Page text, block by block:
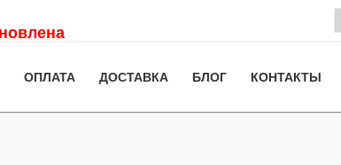
ОПЛАТА ДОСТАВКА БЛОГ КОНТАКТЫ